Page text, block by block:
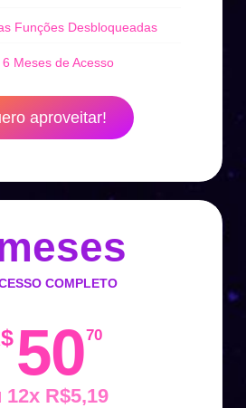
Funções Desbloqueadas
6 Meses de Acesso
aproveitar!
COMPLETO
5070
12x R$5,19